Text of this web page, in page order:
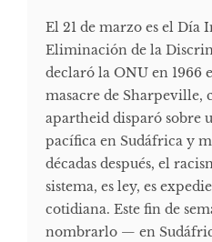
El 21 de marzo es el
Eliminación de la
declaró la ONU en 1966
masacre de Sharpeville,
apartheid disparó sobre
pacífica en Sudáfrica y
décadas después, el
sistema, es ley, es
cotidiana. Este fin de
nombrarlo — en